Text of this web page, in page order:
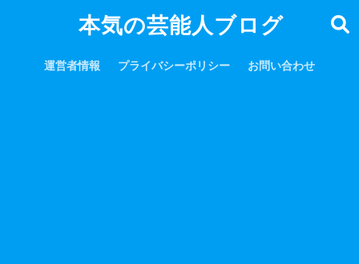
本気の芸能人ブログ
運営者情報 プライバシーポリシー お問い合わせ